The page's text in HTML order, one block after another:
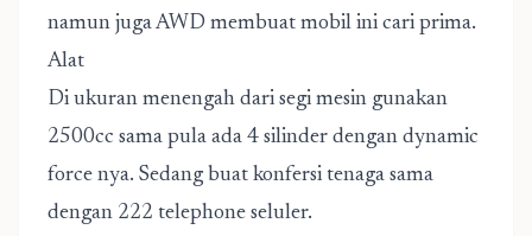
namun juga AWD membuat mobil ini cari prima.
Alat
Di ukuran menengah dari segi mesin gunakan
2500cc sama pula ada 4 silinder dengan dynamic
force nya. Sedang buat konfersi tenaga sama
dengan 222 telephone seluler.